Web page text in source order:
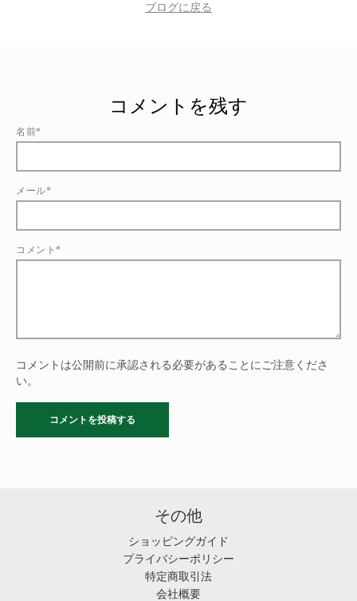
ブログに戻る
コメントを残す
名前*
メール*
コメント*
コメントは公開前に承認される必要があることにご注意くださ
い。
その他
ショッピングガイド
プライバシーポリシー
特定商取引法
会社概要